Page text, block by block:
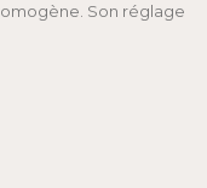
Son réglage